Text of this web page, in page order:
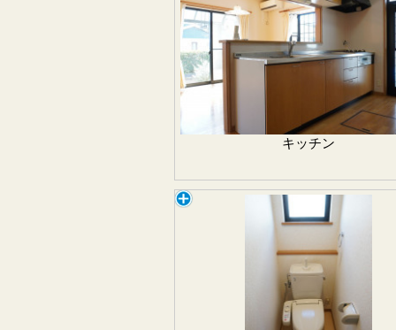
キッチン